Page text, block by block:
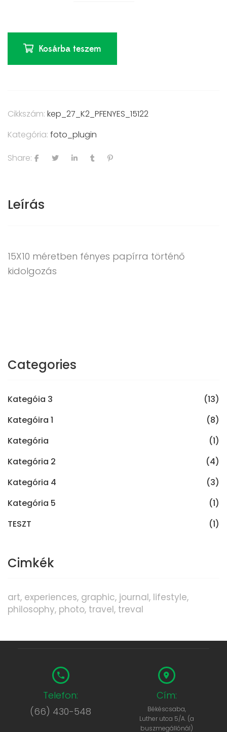
Kosárba teszem
Cikkszám: kep_27_K2_PFENYES_15122
Kategória: foto_plugin
Share:
Leírás
15X10 méretben fényes papírra történő
kidolgozás
Categories
Kategóia 3
(13)
Kategóira 1
(8)
Kategória
(1)
Kategória 2
(4)
Kategória 4
(3)
Kategória 5
(1)
TESZT
(1)
Cimkék
art experiences graphic journal lifestyle
philosophy photo travel treval
Telefon:
(66) 430-548
Cím:
Békéscsaba,
Luther utca 5/A. (a
buszmegállónál)